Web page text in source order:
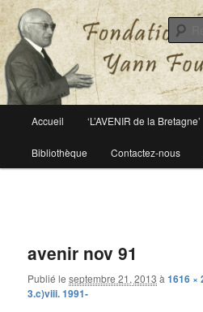
Fondation Yann
Le site officiel de la fondation Yann
principal
Aller
au
Accueil ‘L’AVENIR de la Bretagne’
Bibliothèque Contactez-nous
avenir nov 91
Publié leseptembre 21, 2013 à1616 ×
3.c)viii. 1991-